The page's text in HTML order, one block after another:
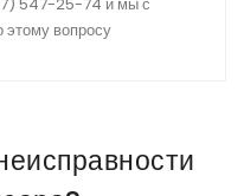
этому вопросу